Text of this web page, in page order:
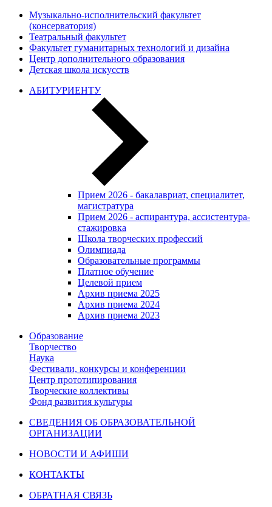
Музыкально-исполнительский факультет
(консерватория)
Театральный факультет
Факультет гуманитарных технологий и дизайна
Центр дополнительного образования
Детская школа искусств
АБИТУРИЕНТУ
Прием 2026 - бакалавриат, специалитет,
магистратура
Прием 2026 - аспирантура, ассистентура-
стажировка
Школа творческих профессий
Олимпиада
Образовательные программы
Платное обучение
Целевой прием
Архив приема 2025
Архив приема 2024
Архив приема 2023
Образование
Творчество
Наука
Фестивали, конкурсы и конференции
Центр прототипирования
Творческие коллективы
Фонд развития культуры
СВЕДЕНИЯ ОБ ОБРАЗОВАТЕЛЬНОЙ
ОРГАНИЗАЦИИ
НОВОСТИ И АФИШИ
КОНТАКТЫ
ОБРАТНАЯ СВЯЗЬ